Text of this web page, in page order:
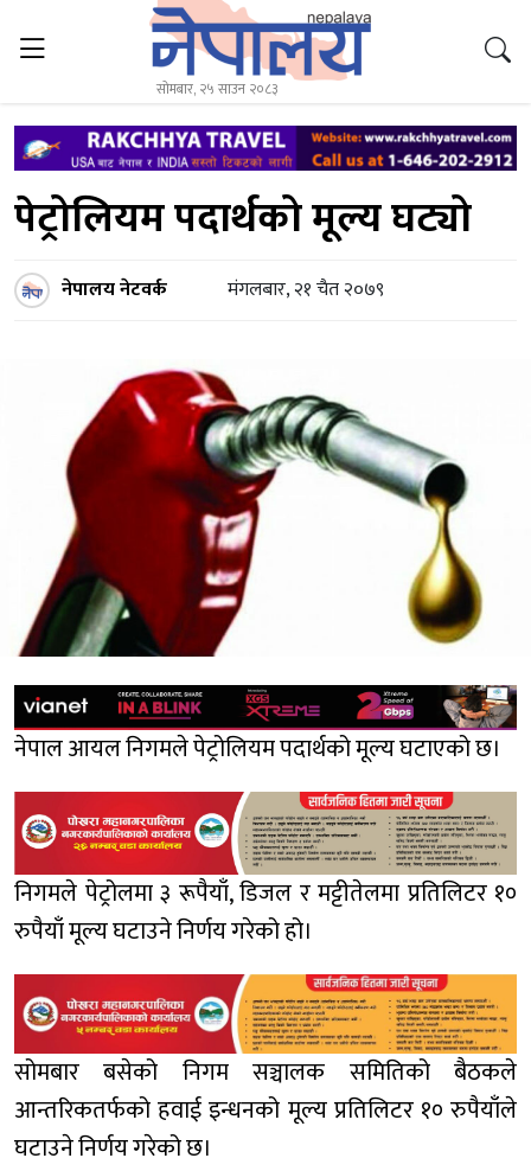
सोमबार, २५ साउन २०८३
पेट्रोलियम पदार्थको मूल्य घट्यो
नेपालय नेटवर्क मंगलबार, २१ चैत २०७९
नेपाल आयल निगमले पेट्रोलियम पदार्थको मूल्य घटाएको छ।
निगमले पेट्रोलमा ३ रूपैयाँ, डिजल र मट्टीतेलमा प्रतिलिटर १०
रुपैयाँ मूल्य घटाउने निर्णय गरेको हो।
सोमबार बसेको निगम सञ्चालक समितिको बैठकले
आन्तरिकतर्फको हवाई इन्धनको मूल्य प्रतिलिटर १० रुपैयाँले
घटाउने निर्णय गरेको छ।